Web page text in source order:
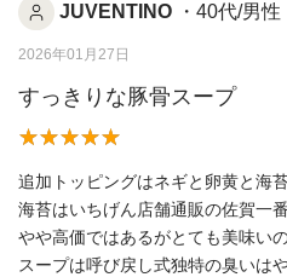
JUVENTINO ・40代/男性
2026年01月27日
すっきりな豚骨スープ
追加トッピングはネギと卵黄と海苔
海苔はいちげん店舗通販の佐賀一
やや高価ではあるがとても美味い
スープは呼び戻し式独特の臭いは